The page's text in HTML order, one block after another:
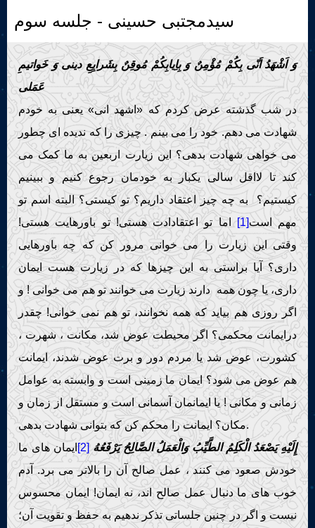
contact us
Live Play
سیدمجتبی حسینی - جلسه سوم
وَ اَشْهَدُ اَنّى بِكُمْ مُؤْمِنٌ وَ بِاِیابِكُمْ مُوقِنٌ بِشَرایِعِ دینى وَ خَواتیمِ
عَمَلى
در شب گذشته عرض کردم که «اشهد انی» یعنی به خودم
شهادت می دهم. خود را می بینم . چیزی را که ندیده ای چطور
می خواهی شهادت بدهی؟ این زیارت اربعین به ما کمک می
کند تا لااقل سالی یکبار به خودمان رجوع کنیم و ببینیم
کیستیم؟ به چه چیز اعتقاد داریم؟ تو کیستی؟ البته اسم تو
مهم است[1]
اما تو اعتقادادت هستی! تو باورهایت هستی!
وقتی این زیارت را می خوانی مرور کن که چه باورهایی
داری؟ آیا براستی به این چیزها که در زیارت هست ایمان
داری، یا چون همه دارند زیارت می خوانند تو هم می خوانی ! و
اگر روزی هم بیاید که همه نخوانند، تو هم نمی خوانی! چقدر
درایمانت محکمی؟ اگر محیطت عوض شد، مکانت ، شهرت ،
کشورت، عوض شد یا مردم دور و برت عوض شدند، ایمانت
هم عوض می شود؟ ایمان ما زمینی است و وابسته به عوامل
زمانی و مکانی ! یا ایمانمان آسمانی است و مستقل از زمان و
مکان؟ ایمانت را محکم کن که بتوانی شهادت بدهی.
إِلَيْهِ يَصْعَدُ الْكَلِمُ الطَّيِّبُ وَالْعَمَلُ الصَّالِحُ يَرْفَعُهُ [2]
ایمان های ما
خودش صعود می کنند ، عمل صالح آن را بالاتر می برد. آدم
خوب های ما دنبال عمل صالح اند، نه ایمان! ایمان محسوس
نیست و اگر در چنین جلساتی تذکر ندهیم به حفظ و تقویت آن؛